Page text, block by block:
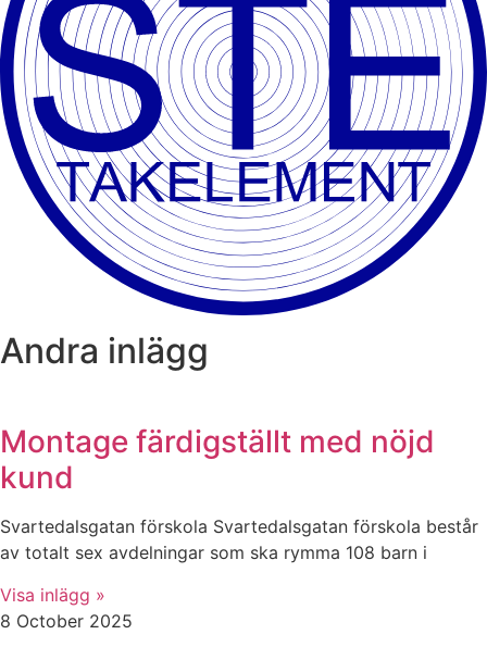
Andra inlägg
Montage färdigställt med nöjd
kund
Svartedalsgatan förskola Svartedalsgatan förskola består
av totalt sex avdelningar som ska rymma 108 barn i
Visa inlägg »
8 October 2025